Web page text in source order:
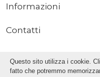
Questo sito utilizza i cookie.
fatto che potremmo
Informazioni
Contatti